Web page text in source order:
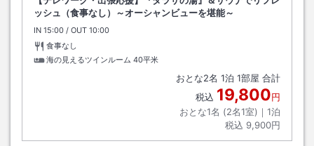
ッシュ（食事なし）～オーシャンビューを堪能～
IN チェックイン
15:00 / OUT チェックアウト
10:00
食事なし
海の見えるツインルーム 40平米
おとな2名 1泊 1部屋 合計
税込 19,800円
おとな1名 (2名1室)｜ 1泊
税込 9,900円